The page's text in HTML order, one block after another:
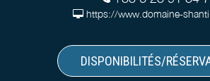
https://www.domaine-
DISPONIBILITÉS/